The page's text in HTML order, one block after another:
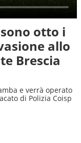
otto i
allo
Brescia
e verrà operato
di Polizia Coisp